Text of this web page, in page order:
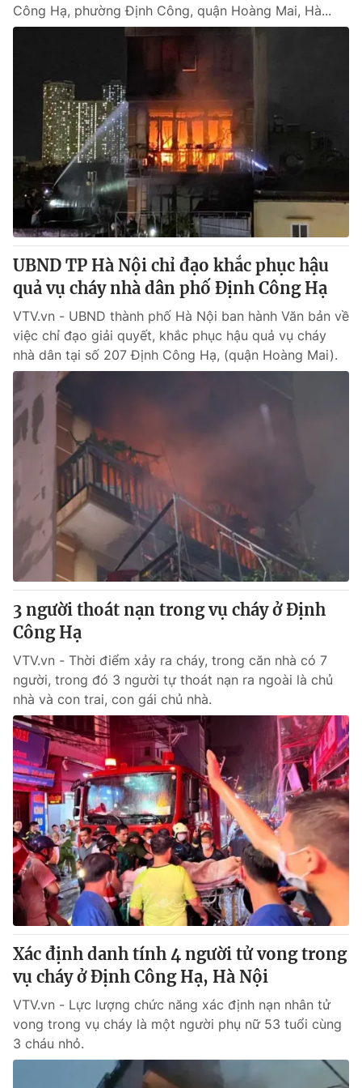
Công Hạ, phường Định Công, quận Hoàng Mai, Hà...
UBND TP Hà Nội chỉ đạo khắc phục hậu
quả vụ cháy nhà dân phố Định Công Hạ
VTV.vn - UBND thành phố Hà Nội ban hành Văn bản về
việc chỉ đạo giải quyết, khắc phục hậu quả vụ cháy
nhà dân tại số 207 Định Công Hạ, (quận Hoàng Mai).
3 người thoát nạn trong vụ cháy ở Định
Công Hạ
VTV.vn - Thời điểm xảy ra cháy, trong căn nhà có 7
người, trong đó 3 người tự thoát nạn ra ngoài là chủ
nhà và con trai, con gái chủ nhà.
Xác định danh tính 4 người tử vong trong
vụ cháy ở Định Công Hạ, Hà Nội
VTV.vn - Lực lượng chức năng xác định nạn nhân tử
vong trong vụ cháy là một người phụ nữ 53 tuổi cùng
3 cháu nhỏ.